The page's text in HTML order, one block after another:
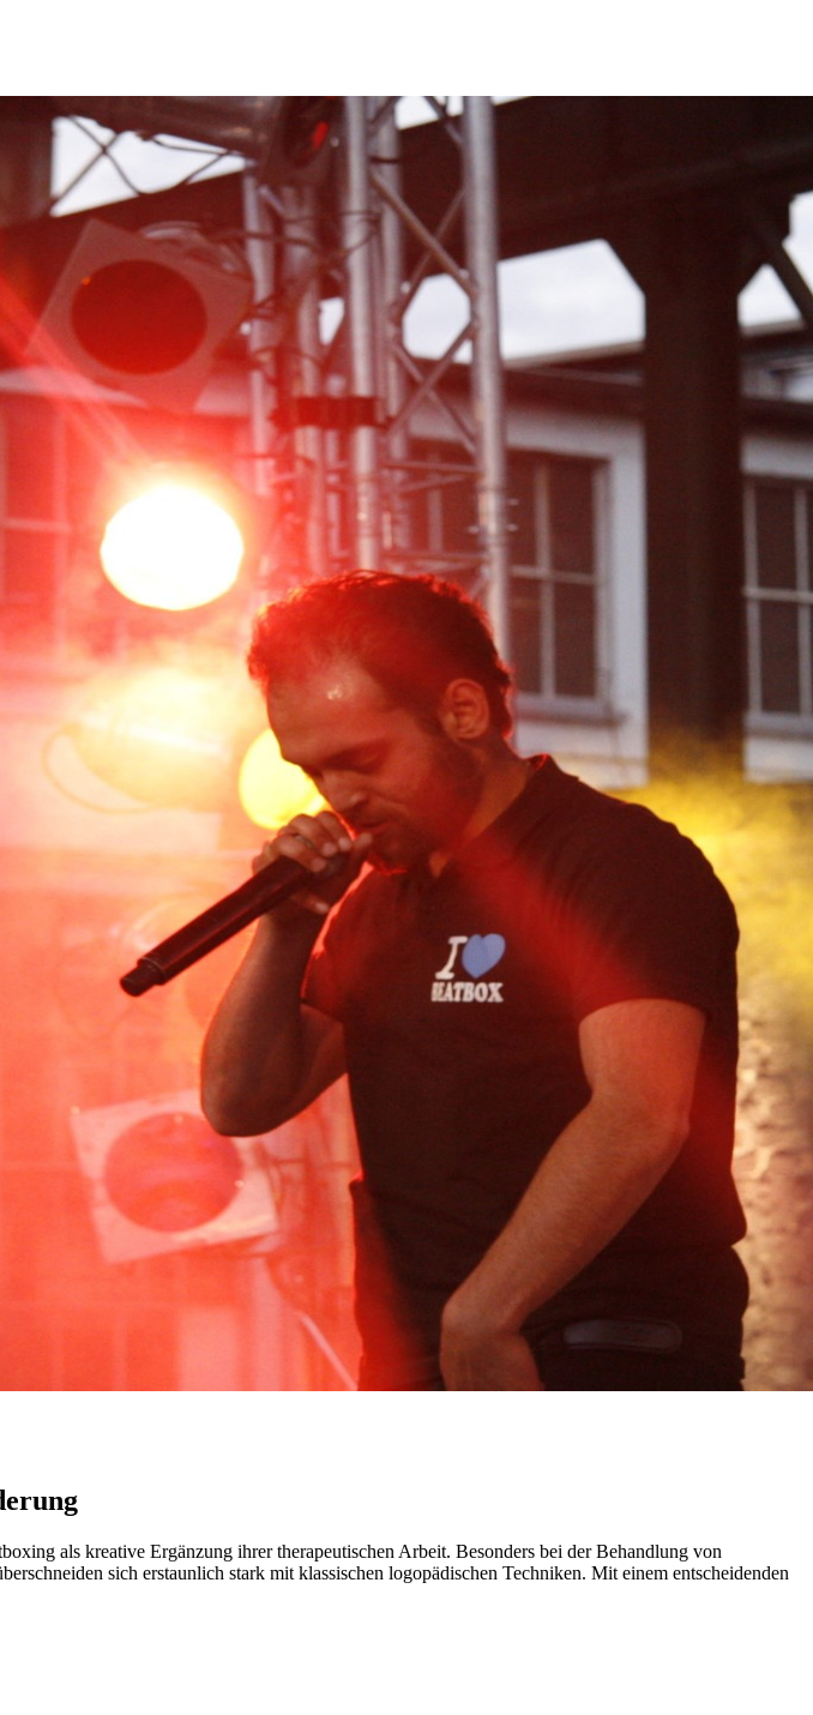
als kreative Ergänzung ihrer therapeutischen Arbeit. Besonders bei der Behandlung von
sich erstaunlich stark mit klassischen logopädischen Techniken. Mit einem entscheidenden